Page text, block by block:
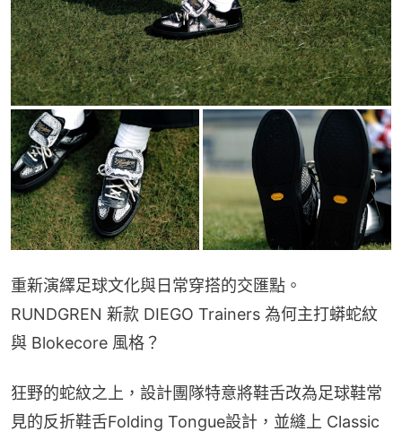
重新演繹足球文化與日常穿搭的交匯點。
RUNDGREN 新款 DIEGO Trainers 為何主打蟒蛇紋
與 Blokecore 風格？
狂野的蛇紋之上，設計團隊特意將鞋舌改為足球鞋常
見的反折鞋舌Folding Tongue設計，並縫上 Classic